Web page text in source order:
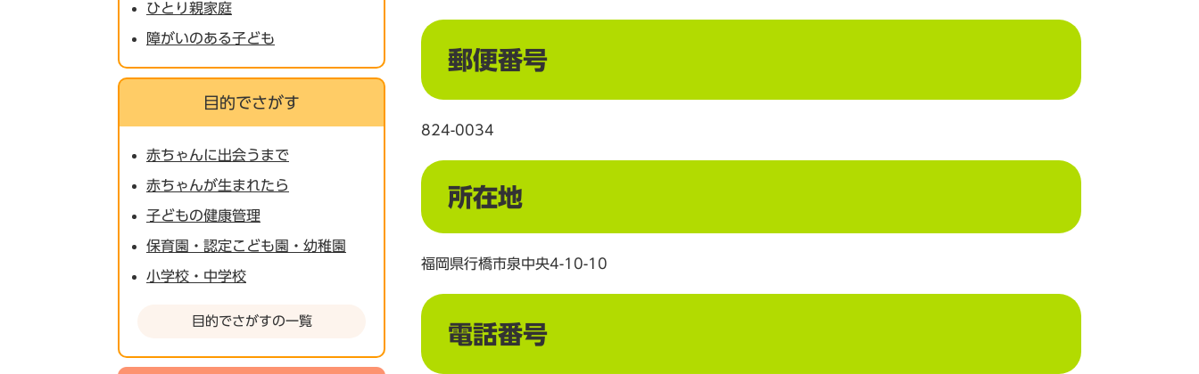
郵便番号
824-0034
所在地
福岡県行橋市泉中央4-10-10
電話番号
ひとり親家庭
障がいのある子ども
目的でさがす
赤ちゃんに出会うまで
赤ちゃんが生まれたら
子どもの健康管理
保育園・認定こども園・幼稚園
小学校・中学校
目的でさがすの一覧